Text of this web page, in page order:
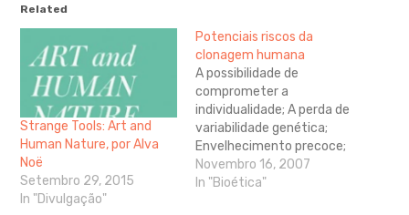
Related
Strange Tools: Art and
Human Nature, por Alva
Noë
Setembro 29, 2015
In "Divulgação"
Potenciais riscos da
clonagem humana
A possibilidade de
comprometer a
individualidade; A perda de
variabilidade genética;
Envelhecimento precoce;
Grande número de
anomalias; Lesões
Novembro 16, 2007
In "Bioética"